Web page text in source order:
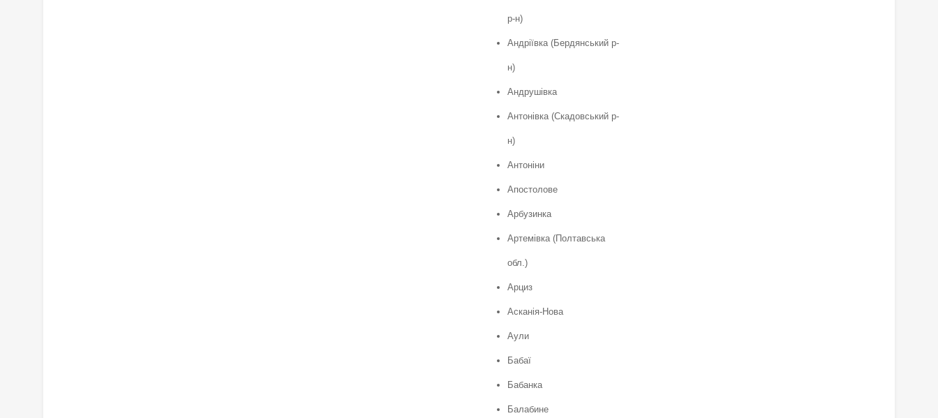
р-н)
Андріївка (Бердянський р-
н)
Андрушівка
Антонівка (Скадовський р-
н)
Антоніни
Апостолове
Арбузинка
Артемівка (Полтавська
обл.)
Арциз
Асканія-Нова
Аули
Бабаї
Бабанка
Балабине